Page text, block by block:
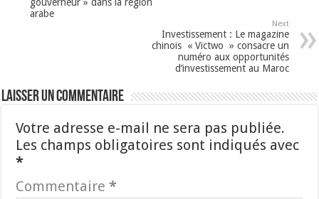
gouverneur » dans la région
arabe
Next
Investissement : Le magazine
chinois « Victwo » consacre un
numéro aux opportunités
d’investissement au Maroc
Laisser un commentaire
Votre adresse e-mail ne sera pas publiée.
Les champs obligatoires sont indiqués avec
*
Commentaire*